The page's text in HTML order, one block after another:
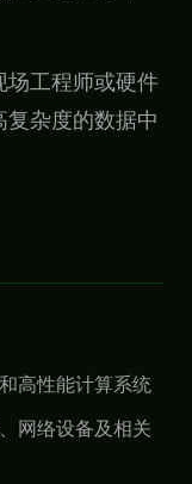
场工程师或硬件
杂度的数据中
高性能计算系统
网络设备及相关